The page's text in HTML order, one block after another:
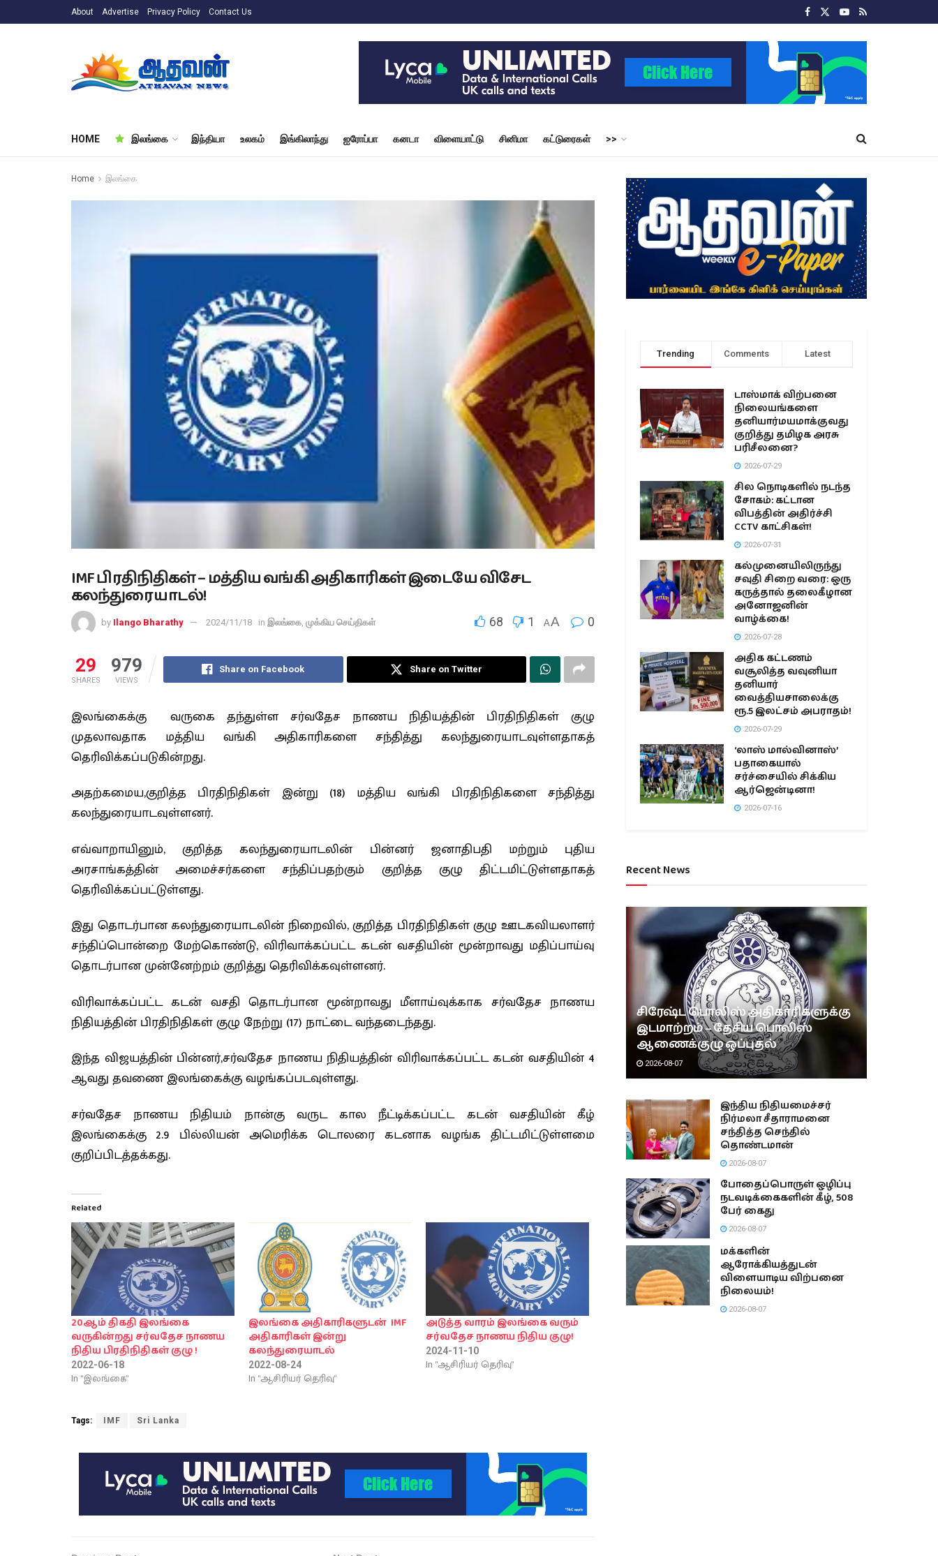
About Advertise Privacy Policy Contact Us
HOME இலங்கை இந்தியா உலகம் இங்கிலாந்து ஐரோப்பா கனடா விளையாட்டு சினிமா கட்டுரைகள் >>
Home இலங்கை
IMF பிரதிநிதிகள் – மத்திய வங்கி அதிகாரிகள் இடையே விசேட
கலந்துரையாடல்!
by Ilango Bharathy 2024/11/18 in இலங்கை முக்கிய செய்திகள் 68 1 AA 0
29
SHARES
979
VIEWS
Share on Facebook Share on Twitter
இலங்கைக்கு வருகை தந்துள்ள சர்வதேச நாணய நிதியத்தின் பிரதிநிதிகள் குழு
முதலாவதாக மத்திய வங்கி அதிகாரிகளை சந்தித்து கலந்துரையாடவுள்ளதாகத்
தெரிவிக்கப்படுகின்றது.
அதற்கமைய,குறித்த பிரதிநிதிகள் இன்று (18) மத்திய வங்கி பிரதிநிதிகளை சந்தித்து
கலந்துரையாடவுள்ளனர்.
எவ்வாறாயினும், குறித்த கலந்துரையாடலின் பின்னர் ஜனாதிபதி மற்றும் புதிய
அரசாங்கத்தின் அமைச்சர்களை சந்திப்பதற்கும் குறித்த குழு திட்டமிட்டுள்ளதாகத்
தெரிவிக்கப்பட்டுள்ளது.
இது தொடர்பான கலந்துரையாடலின் நிறைவில், குறித்த பிரதிநிதிகள் குழு ஊடகவியலாளர்
சந்திப்பொன்றை மேற்கொண்டு, விரிவாக்கப்பட்ட கடன் வசதியின் மூன்றாவது மதிப்பாய்வு
தொடர்பான முன்னேற்றம் குறித்து தெரிவிக்கவுள்ளனர்.
விரிவாக்கப்பட்ட கடன் வசதி தொடர்பான மூன்றாவது மீளாய்வுக்காக சர்வதேச நாணய
நிதியத்தின் பிரதிநிதிகள் குழு நேற்று (17) நாட்டை வந்தடைந்தது.
இந்த விஜயத்தின் பின்னர்,சர்வதேச நாணய நிதியத்தின் விரிவாக்கப்பட்ட கடன் வசதியின் 4
ஆவது தவணை இலங்கைக்கு வழங்கப்படவுள்ளது.
சர்வதேச நாணய நிதியம் நான்கு வருட கால நீட்டிக்கப்பட்ட கடன் வசதியின் கீழ்
இலங்கைக்கு 2.9 பில்லியன் அமெரிக்க டொலரை கடனாக வழங்க திட்டமிட்டுள்ளமை
குறிப்பிடத்தக்கது.
Related
20ஆம் திகதி இலங்கை
வருகின்றது சர்வதேச நாணய
நிதிய பிரதிநிதிகள் குழு !
2022-06-18
In "இலங்கை"
இலங்கை அதிகாரிகளுடன் IMF
அதிகாரிகள் இன்று
கலந்துரையாடல்
2022-08-24
In "ஆசிரியர் தெரிவு"
அடுத்த வாரம் இலங்கை வரும்
சர்வதேச நாணய நிதிய குழு!
2024-11-10
In "ஆசிரியர் தெரிவு"
Tags: IMF Sri Lanka
Trending Comments Latest
டாஸ்மாக் விற்பனை
நிலையங்களை
தனியார்மயமாக்குவது
குறித்து தமிழக அரசு
பரிசீலனை?
2026-07-29
சில நொடிகளில் நடந்த
சோகம்: கட்டான
விபத்தின் அதிர்ச்சி
CCTV காட்சிகள்!
2026-07-31
கல்முனையிலிருந்து
சவுதி சிறை வரை: ஒரு
கருத்தால் தலைகீழான
அனோஜனின்
வாழ்க்கை!
2026-07-28
அதிக கட்டணம்
வசூலித்த வவுனியா
தனியார்
வைத்தியசாலைக்கு
ரூ.5 இலட்சம் அபராதம்!
2026-07-29
‘லாஸ் மால்வினாஸ்’
பதாகையால்
சர்ச்சையில் சிக்கிய
ஆர்ஜென்டினா!
2026-07-16
Recent News
சிரேஷ்ட பொலிஸ் அதிகாரிகளுக்கு
இடமாற்றம் – தேசிய பொலிஸ்
ஆணைக்குழு ஒப்புதல்
2026-08-07
இந்திய நிதியமைச்சர்
நிர்மலா சீதாராமனை
சந்தித்த செந்தில்
தொண்டமான்
2026-08-07
போதைப்பொருள் ஒழிப்பு
நடவடிக்கைகளின் கீழ், 508
பேர் கைது
2026-08-07
மக்களின்
ஆரோக்கியத்துடன்
விளையாடிய விற்பனை
நிலையம்!
2026-08-07